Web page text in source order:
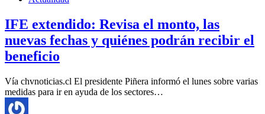
IFE extendido: Revisa el monto, las
nuevas fechas y quiénes podrán recibir el
beneficio
Vía chvnoticias.cl El presidente Piñera informó el lunes sobre varias
medidas para ir en ayuda de los sectores…